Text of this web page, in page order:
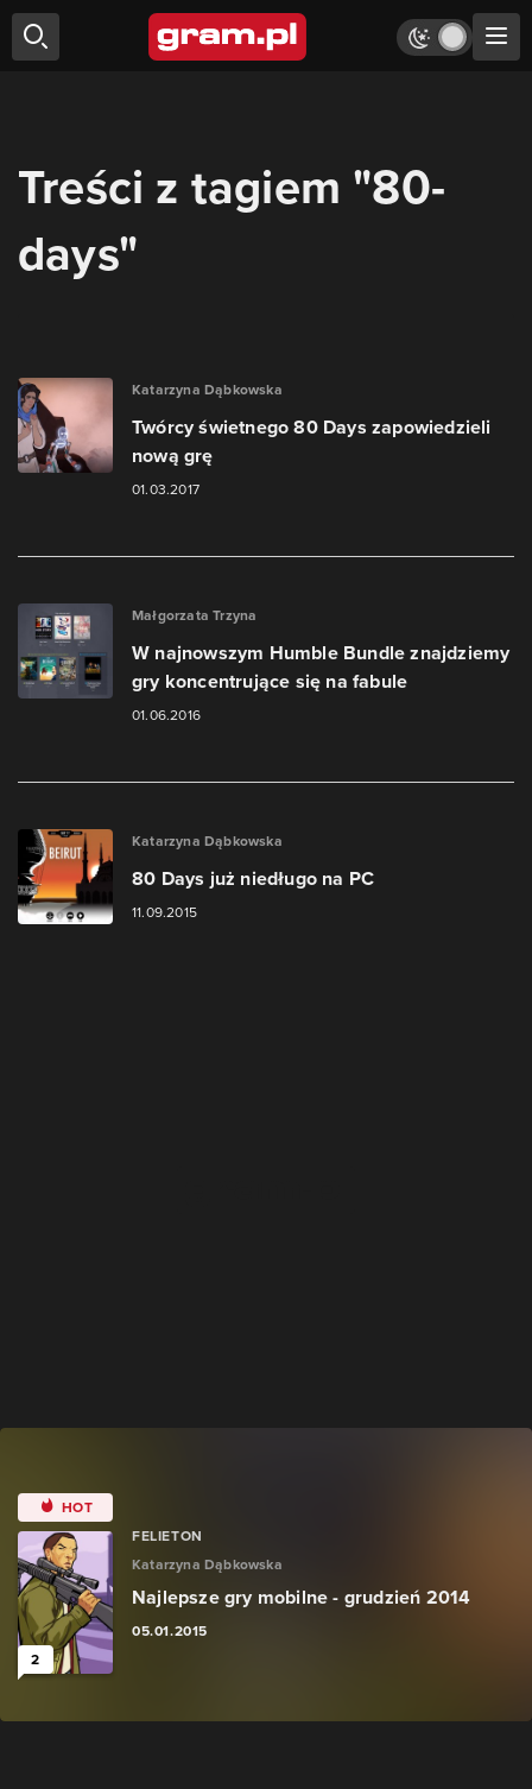
Treści z tagiem "80-
days"
Katarzyna Dąbkowska
Twórcy świetnego 80 Days zapowiedzieli
nową grę
01.03.2017
Małgorzata Trzyna
W najnowszym Humble Bundle znajdziemy
gry koncentrujące się na fabule
01.06.2016
Katarzyna Dąbkowska
80 Days już niedługo na PC
11.09.2015
HOT
2
FELIETON
Katarzyna Dąbkowska
Najlepsze gry mobilne - grudzień 2014
05.01.2015